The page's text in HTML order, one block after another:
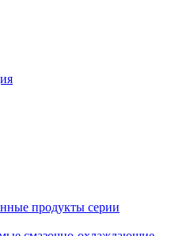
продукты серии